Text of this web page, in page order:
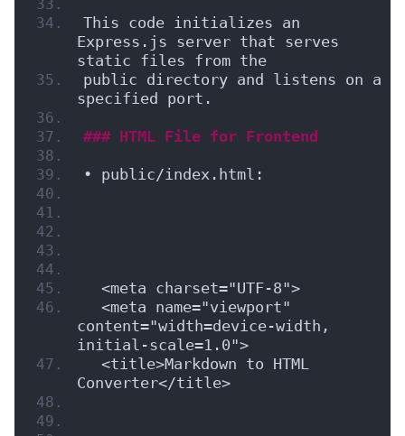
This code initializes an
Express.js server that serves
static files from the
public directory and listens on a
specified port.
### HTML File for Frontend
• public/index.html:
  <meta charset="UTF-8">
  <meta name="viewport"
content="width=device-width,
initial-scale=1.0">
  <title>Markdown to HTML
Converter</title>